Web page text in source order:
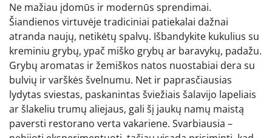
Ne mažiau įdomūs ir modernūs sprendimai.
Šiandienos virtuvėje tradiciniai patiekalai dažnai
atranda naujų, netikėtų spalvų. Išbandykite kukulius su
kreminiu grybų, ypač miško grybų ar baravykų, padažu.
Grybų aromatas ir žemiškos natos nuostabiai dera su
bulvių ir varškės švelnumu. Net ir paprasčiausias
lydytas sviestas, paskanintas šviežiais šalavijo lapeliais
ar šlakeliu trumų aliejaus, gali šį jaukų namų maistą
paversti restorano verta vakariene. Svarbiausia –